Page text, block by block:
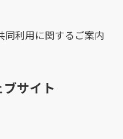
同利用に関するご案内
サイト